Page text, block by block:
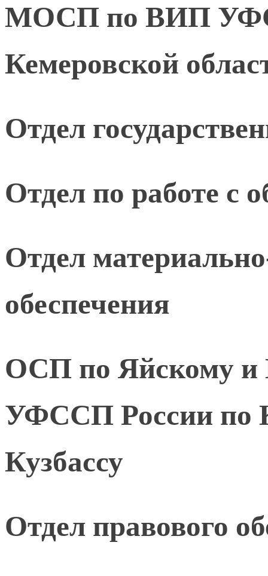
МОСП по ВИП
Кемеровской
Отдел
Отдел по работе с
Отдел
обеспечения
ОСП по Яйскому и
УФССП России по
Кузбассу
Отдел правового